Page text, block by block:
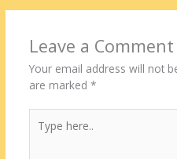
Leave a Comment
Your email address will not
are marked *
here..